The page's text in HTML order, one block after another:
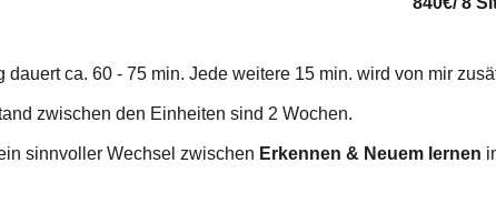
dauert ca. 60 - 75 min. Jede weitere 15 min. wird von mir
zwischen den Einheiten sind 2 Wochen.
sinnvoller Wechsel zwischen Erkennen & Neuem lernen